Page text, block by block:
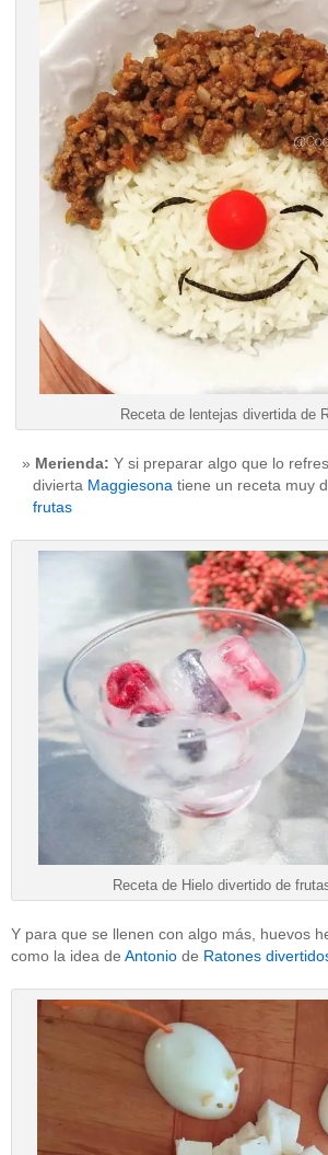
Receta de lentejas divertida de
Merienda: Y si preparar algo que lo
divierta Maggiesona tiene un receta muy
frutas
Receta de Hielo divertido de
Y para que se llenen con algo más, huevos
como la idea de Antonio de Ratones